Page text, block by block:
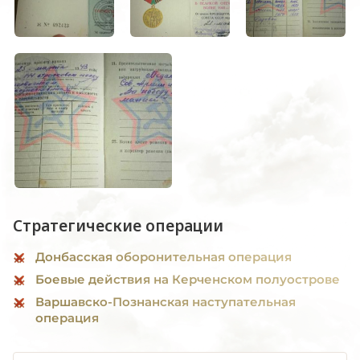
Стратегические операции
Донбасская оборонительная операция
Боевые действия на Керченском полуострове
Варшавско-Познанская наступательная
операция